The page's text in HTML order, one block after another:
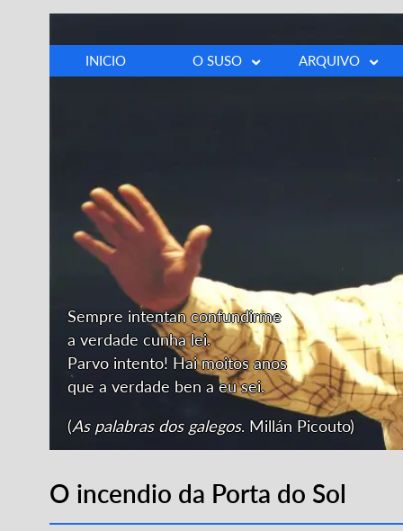
INICIO
O SUSO
ARQUIVO
Sempre intentan confundirme
a verdade cunha lei.
Parvo intento! Hai moitos anos
que a verdade ben a eu sei.
(As palabras dos galegos. Millán Picouto)
O incendio da Porta do Sol